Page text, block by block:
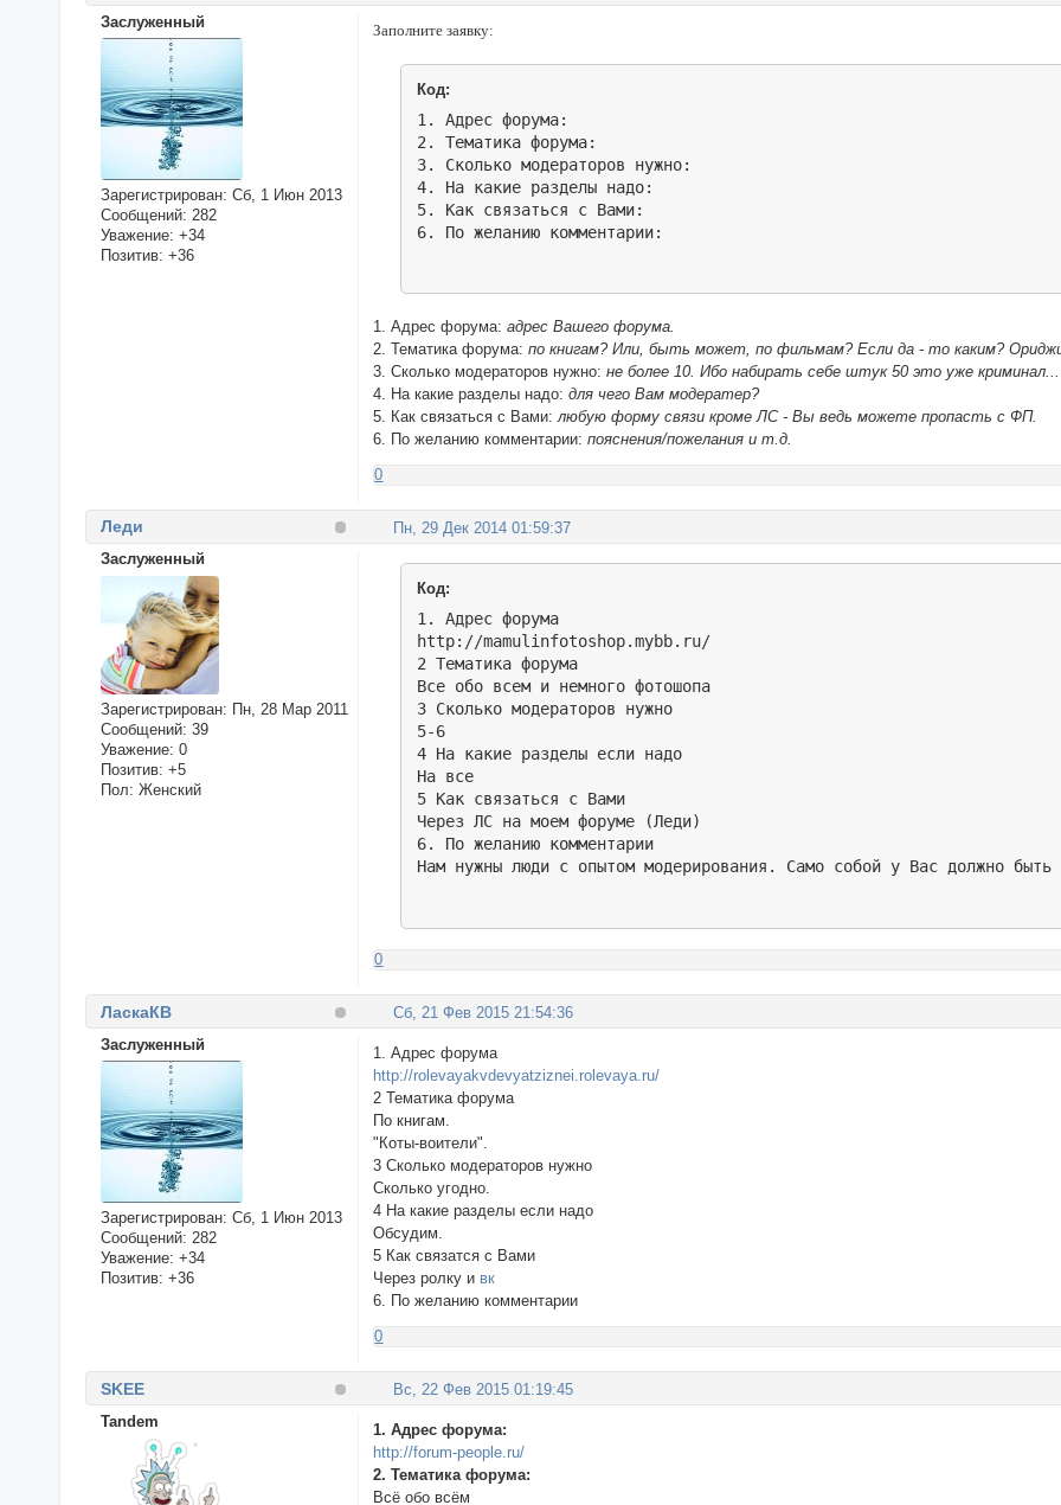
Заслуженный
Зарегистрирован: Сб, 1 Июн 2013
Сообщений: 282
Уважение: +34
Позитив: +36
Заполните заявку:
Код:
1. Адрес форума:
2. Тематика форума:
3. Сколько модераторов нужно:
4. На какие разделы надо:
5. Как связаться с Вами:
6. По желанию комментарии:
1. Адрес форума:адрес Вашего форума.
2. Тематика форума:по книгам? Или, быть может, по фильмам? Если да - то каким?
3. Сколько модераторов нужно:не более 10. Ибо набирать себе штук 50 это уже криминал...
4. На какие разделы надо:для чего Вам модератер?
5. Как связаться с Вами:любую форму связи кроме ЛС - Вы ведь можете пропасть с ФП.
6. По желанию комментарии:пояснения/пожелания и т.д.
0
Пн, 29 Дек 2014 01:59:37
Леди
Заслуженный
Зарегистрирован: Пн, 28 Мар 2011
Сообщений: 39
Уважение: 0
Позитив: +5
Пол: Женский
Код:
1. Адрес форума
http://mamulinfotoshop.mybb.ru/
2 Тематика форума
Все обо всем и немного фотошопа
3 Сколько модераторов нужно
5-6
4 На какие разделы если надо
На все
5 Как связаться с Вами
Через ЛС на моем форуме (Леди)
6. По желанию комментарии
Нам нужны люди с опытом модерирования. Само собой у Вас должно
0
Сб, 21 Фев 2015 21:54:36
ЛаскаКВ
Заслуженный
Зарегистрирован: Сб, 1 Июн 2013
Сообщений: 282
Уважение: +34
Позитив: +36
1. Адрес форума
http://rolevayakvdevyatziznei.rolevaya.ru/
2 Тематика форума
По книгам.
"Коты-воители".
3 Сколько модераторов нужно
Сколько угодно.
4 На какие разделы если надо
Обсудим.
5 Как связатся с Вами
Через ролку и вк
6. По желанию комментарии
0
Вс, 22 Фев 2015 01:19:45
SKEE
Tandem
1. Адрес форума:
http://forum-people.ru/
2. Тематика форума:
Всё обо всём